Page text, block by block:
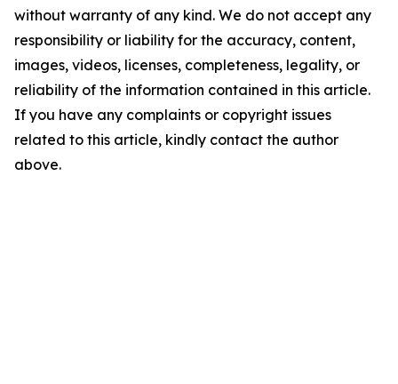
without warranty of any kind. We do not accept any
responsibility or liability for the accuracy, content,
images, videos, licenses, completeness, legality, or
reliability of the information contained in this article.
If you have any complaints or copyright issues
related to this article, kindly contact the author
above.